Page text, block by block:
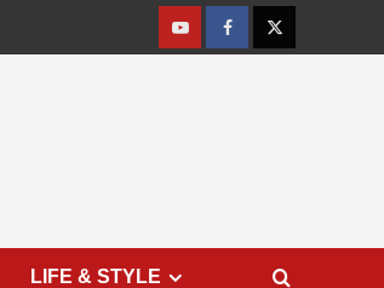
YoutubeFacebookTwitter
LIFE & STYLE